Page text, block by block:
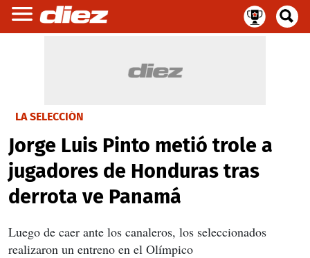
LA SELECCIÓN
Jorge Luis Pinto metió trole a
jugadores de Honduras tras
derrota ve Panamá
Luego de caer ante los canaleros, los seleccionados
realizaron un entreno en el Olímpico